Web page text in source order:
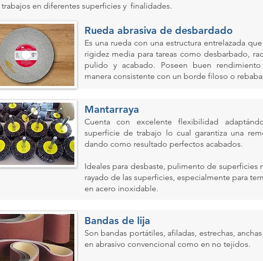
trabajos en diferentes superficies y finalidades.
Rueda abrasiva de desbardado
Es una rueda con una estructura entrelazada
rigidez media para tareas como desbarbado,
pulido y acabado. Poseen buen
manera consistente con un borde filoso o
Mantarraya
Cuenta con excelente flexibilidad
superficie de trabajo lo cual garantiza una
dando como resultado perfectos acabados.
Ideales para desbaste, pulimento de superficies
rayado de las superficies, especialmente para
en acero inoxidable.
Bandas de lija
Son bandas portátiles, afiladas, estrechas,
en abrasivo convencional como en no tejidos.